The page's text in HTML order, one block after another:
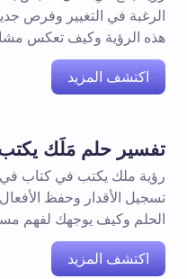
الرغبة في التغيير وفرص
هذه الرؤية وكيف تعكس
اكتشف المزيد
تفسير حلم مَلَك
رؤية ملك يكتب في كتاب في
تسجيل الأقدار وحفظ
الحلم وكيف يوجهك لفهم
اكتشف المزيد